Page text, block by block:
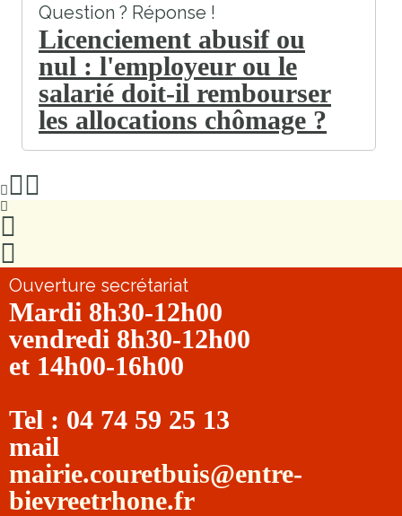
Question ? Réponse !
Licenciement abusif ou
nul : l'employeur ou le
salarié doit-il rembourser
les allocations chômage ?
Ouverture secrétariat
Mardi 8h30-12h00
vendredi 8h30-12h00
et 14h00-16h00
Tel : 04 74 59 25 13
mail
mairie.couretbuis@entre-
bievreetrhone.fr